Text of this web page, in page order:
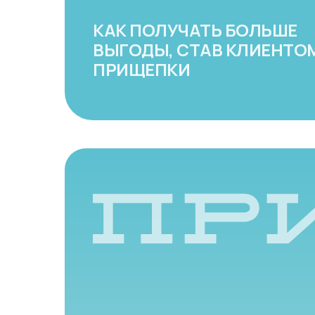
КАК ПОЛУЧАТЬ БОЛЬШЕ
ВЫГОДЫ, СТАВ
ПРИЩЕПКИ